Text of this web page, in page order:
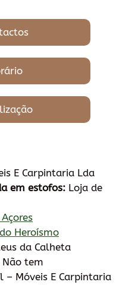
E Carpintaria Lda
em estofos: Loja de
Heroísmo
da Calheta
Não tem
– Móveis E Carpintaria